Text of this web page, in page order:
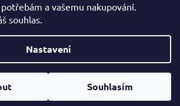
a vašemu nakupování.
souhlas.
Nastavení
Souhlasím
Vytvořil Shoptet
Pet Shop. Všechna práva vyhrazena.
Upravit nastavení cookies